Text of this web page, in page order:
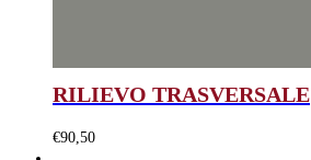
RILIEVO TRASVERSALE
€90,50